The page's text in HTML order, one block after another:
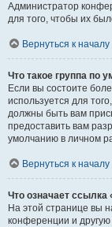
Администратор
для того, чтобы их
Вернуться к началу
Что такое группа по
Если вы состоите
используется для
должны быть вам
предоставить вам
умолчанию в личном
Вернуться к началу
Что означает
На этой странице вы
конференции и